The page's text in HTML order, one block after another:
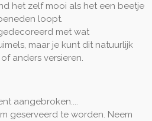
het zelf mooi als het een beetje
loopt.
met wat
maar je kunt dit natuurlijk
anders versieren.
aangebroken....
geserveerd te worden. Neem